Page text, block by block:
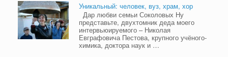
Уникальный: человек, вуз, храм, хор
Дар любви семьи Соколовых Ну
представьте, двухтомник деда моего
интервьюируемого – Николая
Евграфовича Пестова, крупного учёного-
химика, доктора наук и …